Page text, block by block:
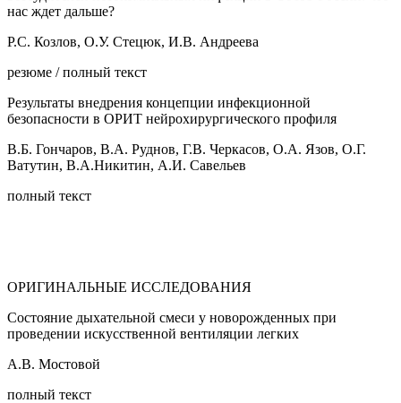
нас ждет дальше?
Р.С. Козлов, О.У. Стецюк, И.В. Андреева
резюме / полный текст
Результаты внедрения концепции инфекционной
безопасности в ОРИТ нейрохирургического профиля
В.Б. Гончаров, В.А. Руднов, Г.В. Черкасов, О.А. Язов, О.Г.
Ватутин, В.А.Никитин, А.И. Савельев
полный текст
ОРИГИНАЛЬНЫЕ ИССЛЕДОВАНИЯ
Состояние дыхательной смеси у новорожденных при
проведении искусственной вентиляции легких
А.В. Мостовой
полный текст